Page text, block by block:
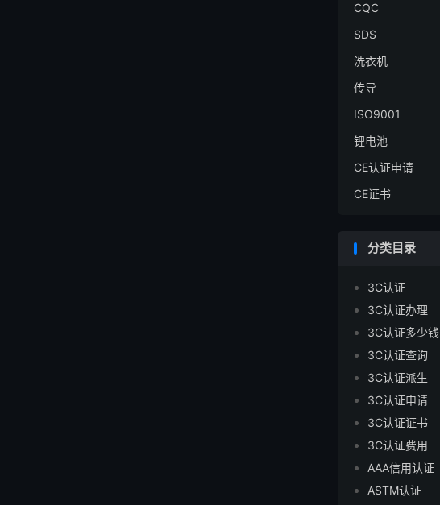
CQC
SDS
洗衣机
传导
ISO9001
锂电池
CE认证申请
CE证书
分类目录
3C认证
3C认证办理
3C认证多少钱
3C认证查询
3C认证派生
3C认证申请
3C认证证书
3C认证费用
AAA信用认证
ASTM认证